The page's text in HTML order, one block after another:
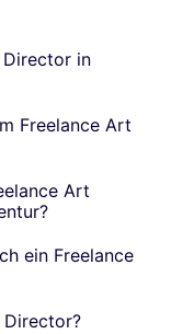
Director in
Freelance Art
Art
ein Freelance
Director?